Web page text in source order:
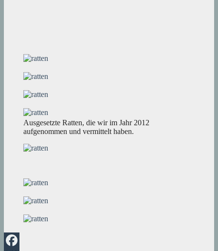
Ausgesetzte Ratten, die wir im Jahr 2012
aufgenommen und vermittelt haben.